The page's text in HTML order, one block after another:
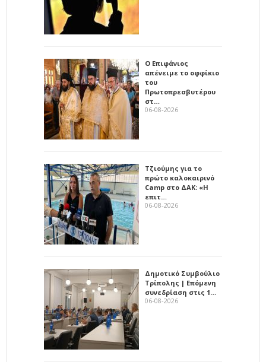
Ο Επιφάνιος
απένειμε το οφφίκιο
του
Πρωτοπρεσβυτέρου
στ…
06-08-2026
Τζιούμης για το
πρώτο καλοκαιρινό
Camp στο ΔΑΚ: «Η
επιτ…
06-08-2026
Δημοτικό Συμβούλιο
Τρίπολης | Επόμενη
συνεδρίαση στις 1…
06-08-2026